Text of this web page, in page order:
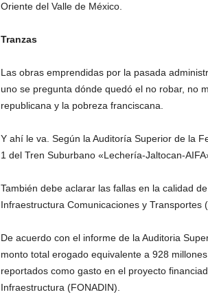
Oriente del Valle de México.
Tranzas
Las obras emprendidas por la pasada
uno se pregunta dónde quedó el no robar, no
republicana y la pobreza franciscana.
Y ahí le va. Según la Auditoría Superior de la
1 del Tren Suburbano «Lechería-Jaltocan-
También debe aclarar las fallas en la calidad
Infraestructura Comunicaciones y
De acuerdo con el informe de la Auditoria
monto total erogado equivalente a 928
reportados como gasto en el proyecto
Infraestructura (FONADIN).